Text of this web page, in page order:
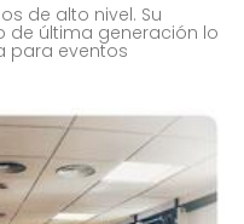
de alto nivel. Su
de última generación lo
para eventos